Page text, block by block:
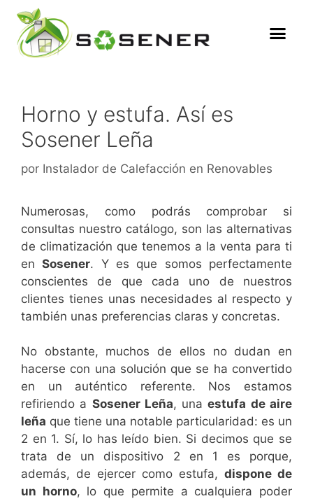
Horno y estufa. Así es
Sosener Leña
por Instalador de Calefacción en Renovables
Numerosas, como podrás comprobar si
consultas nuestro catálogo, son las alternativas
de climatización que tenemos a la venta para ti
enSosener. Y es que somos perfectamente
conscientes de que cada uno de nuestros
clientes tienes unas necesidades al respecto y
también unas preferencias claras y concretas.
No obstante, muchos de ellos no dudan en
hacerse con una solución que se ha convertido
en un auténtico referente. Nos estamos
refiriendo a Sosener Leña, unaestufa de aire
leña que tiene una notable particularidad: es un
2 en 1. Sí, lo has leído bien. Si decimos que se
trata de un dispositivo 2 en 1 es porque,
además, de ejercer como estufa, dispone de
un horno, lo que permite a cualquiera poder